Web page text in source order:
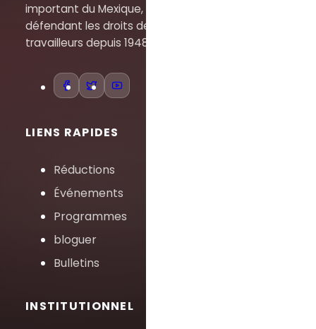
important du Mexique,
défendant les droits des
travailleurs depuis 1948.
LIENS RAPIDES
Réductions
Événements
Programmes
bloguer
Bulletins
INSTITUTIONNEL